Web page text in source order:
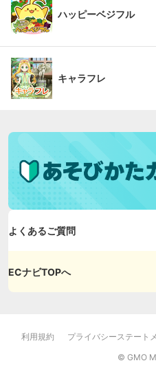
ハッピーベジフル
キャラフレ
よくあるご質問
ECナビTOPへ
利用規約 プライバシーステート
© GMO